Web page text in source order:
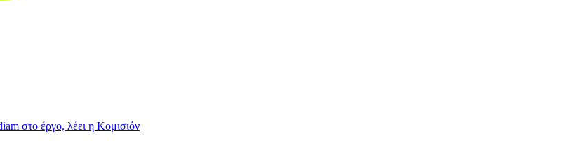
στο έργο, λέει η Κομισιόν